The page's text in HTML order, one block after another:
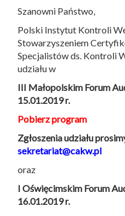
Szanowni Państwo,
Polski Instytut Kontroli
Stowarzyszeniem
Specjalistów ds. Kontroli
udziału w
III Małopolskim Forum
15.01.2019 r.
Pobierz program
Zgłoszenia udziału
sekretariat@cakw.pl
oraz
I Oświęcimskim Forum
16.01.2019 r.